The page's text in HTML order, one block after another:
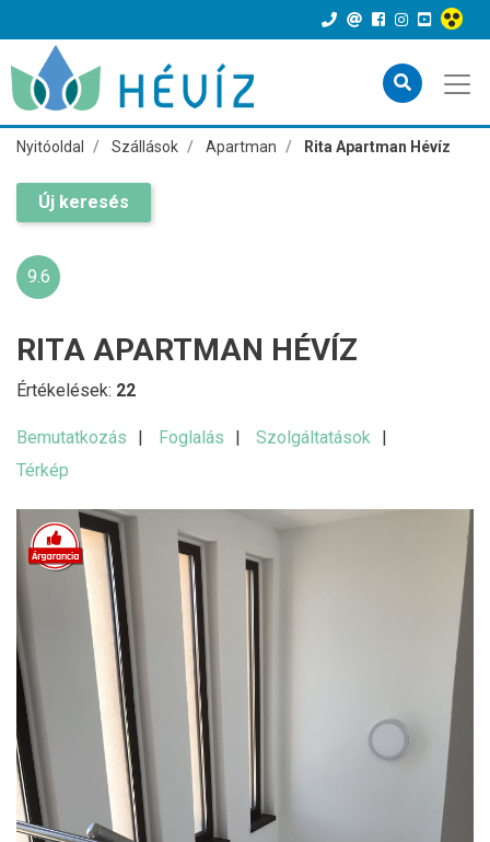
Nyitóoldal Szállások Apartman Rita Apartman Hévíz
Új keresés
9.6
RITA APARTMAN HÉVÍZ
Értékelések: 22
Bemutatkozás Foglalás
Szolgáltatások
Térkép